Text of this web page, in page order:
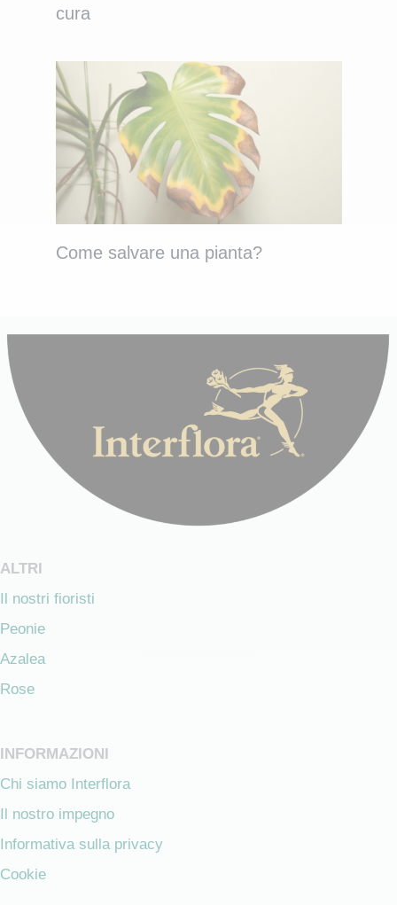
cura
Come salvare una pianta?
ALTRI
Il nostri fioristi
Peonie
Azalea
Rose
INFORMAZIONI
Chi siamo Interflora
Il nostro impegno
Informativa sulla privacy
Cookie